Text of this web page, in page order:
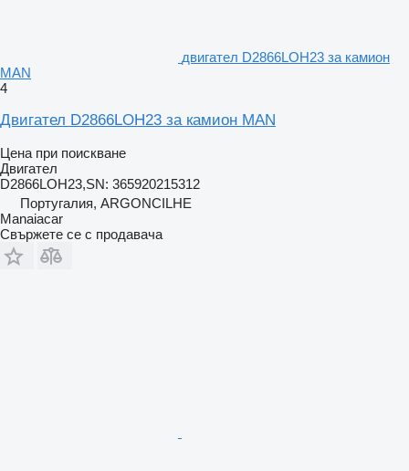
двигател D2866LOH23 за камион
MAN
4
Двигател D2866LOH23 за камион MAN
Цена при поискване
Двигател
D2866LOH23,SN: 365920215312
Португалия, ARGONCILHE
Manaiacar
Свържете се с продавача